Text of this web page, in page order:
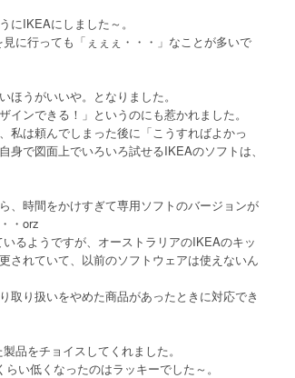
にIKEAにしました～。
に行っても「ぇぇぇ・・・」なことが多いで
うがいいや。となりました。
ンできる！」というのにも惹かれました。
私は頼んでしまった後に「こうすればよかっ
で図面上でいろいろ試せるIKEAのソフトは、
、時間をかけすぎて専用ソフトのバージョンが
・orz
るようですが、オーストラリアのIKEAのキッ
されていて、以前のソフトウェアは使えないん
取り扱いをやめた商品があったときに対応でき
品をチョイスしてくれました。
い低くなったのはラッキーでした～。